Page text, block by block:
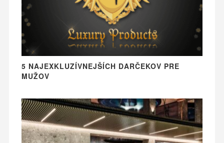
5 NAJEXKLUZÍVNEJŠÍCH DARČEKOV PRE
MUŽOV